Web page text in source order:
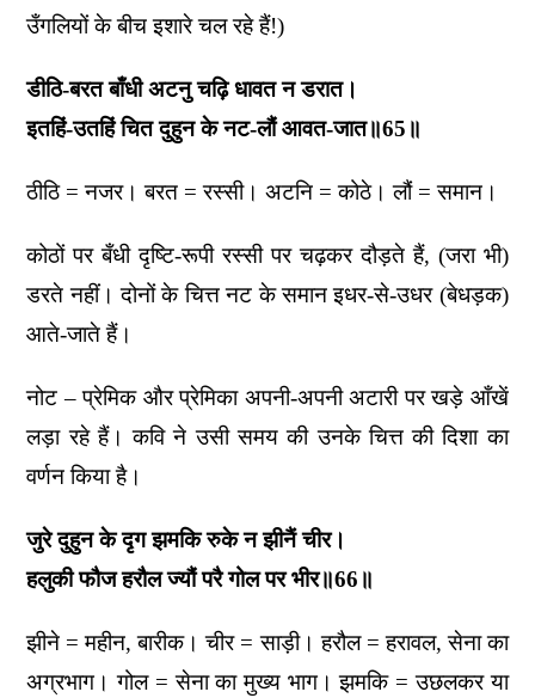
उँगलियों के बीच इशारे चल रहे हैं!)
डीठि-बरत बाँधी अटनु चढ़ि धावत न डरात।
इतहिं-उतहिं चित दुहुन के नट-लौं आवत-जात॥65॥
ठीठि = नजर। बरत = रस्सी। अटनि = कोठे। लौं = समान।
कोठों पर बँधी दृष्टि-रूपी रस्सी पर चढ़कर दौड़ते हैं, (जरा भी)
डरते नहीं। दोनों के चित्त नट के समान इधर-से-उधर (बेधड़क)
आते-जाते हैं।
नोट – प्रेमिक और प्रेमिका अपनी-अपनी अटारी पर खड़े आँखें
लड़ा रहे हैं। कवि ने उसी समय की उनके चित्त की दिशा का
वर्णन किया है।
जुरे दुहुन के दृग झमकि रुके न झीनैं चीर।
हलुकी फौज हरौल ज्यौं परै गोल पर भीर॥66॥
झीने = महीन, बारीक। चीर = साड़ी। हरौल = हरावल, सेना का
अग्रभाग। गोल = सेना का मुख्य भाग। झमकि = उछलकर या